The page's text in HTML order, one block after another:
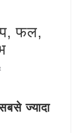
फल,
ज्यादा